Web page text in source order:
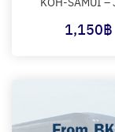
1,150฿